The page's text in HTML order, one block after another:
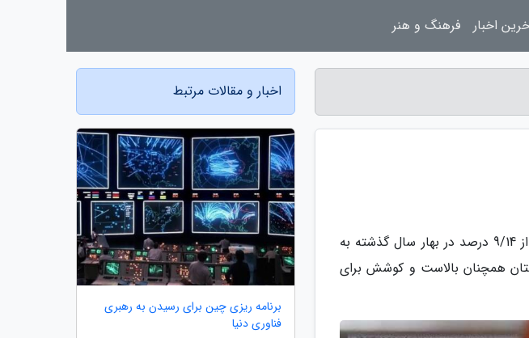
به گزارش پرسینا بلاگ، طبق گزارش مرکز آمار ایران، نرخ بیکاری استان آذربایجان غربی از 9/14 درصد در بهار سال گذشته به
در استان همچنان بالاست و کوشش برای
اخبار و مقالات مرتبط
برنامه ریزی چین برای رسیدن به رهبری
فناوری دنیا
اخبار فرهنگ و هنر